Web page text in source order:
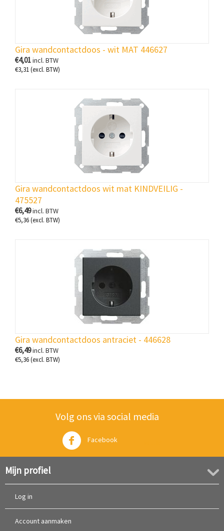
Gira wandcontactdoos - wit MAT 446627
€4,01incl. BTW
€3,31(excl. BTW)
Gira wandcontactdoos wit mat KINDVEILIG -
475527
€6,49incl. BTW
€5,36(excl. BTW)
Gira wandcontactdoos antraciet - 446628
€6,49incl. BTW
€5,36(excl. BTW)
Volg ons via social media
Facebook
Mijn profiel
Log in
Account aanmaken